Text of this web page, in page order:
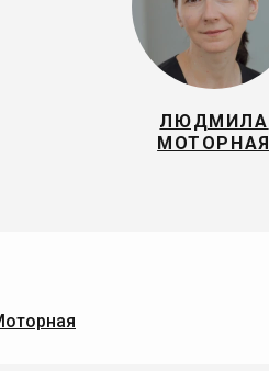
ЛЮДМИЛА
МОТОРНАЯ